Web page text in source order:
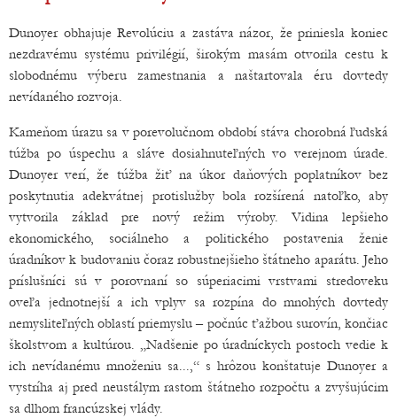
Dunoyer obhajuje Revolúciu a zastáva názor, že priniesla koniec
nezdravému systému privilégií, širokým masám otvorila cestu k
slobodnému výberu zamestnania a naštartovala éru dovtedy
nevídaného rozvoja.
Kameňom úrazu sa v porevolučnom období stáva chorobná ľudská
túžba po úspechu a sláve dosiahnuteľných vo verejnom úrade.
Dunoyer verí, že túžba žiť na úkor daňových poplatníkov bez
poskytnutia adekvátnej protislužby bola rozšírená natoľko, aby
vytvorila základ pre nový režim výroby. Vidina lepšieho
ekonomického, sociálneho a politického postavenia ženie
úradníkov k budovaniu čoraz robustnejšieho štátneho aparátu. Jeho
príslušníci sú v porovnaní so súperiacimi vrstvami stredoveku
oveľa jednotnejší a ich vplyv sa rozpína do mnohých dovtedy
nemysliteľných oblastí priemyslu – počnúc ťažbou surovín, končiac
školstvom a kultúrou. „Nadšenie po úradníckych postoch vedie k
ich nevídanému množeniu sa...,“ s hrôzou konštatuje Dunoyer a
vystríha aj pred neustálym rastom štátneho rozpočtu a zvyšujúcim
sa dlhom francúzskej vlády.